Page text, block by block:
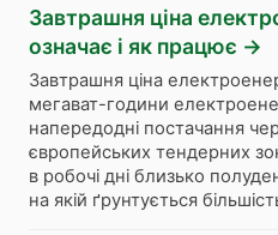
Завтрашня ціна
означає і як працює →
Завтрашня ціна
мегават-години
напередодні постачання
європейських тендерних
в робочі дні близько
на якій ґрунтується